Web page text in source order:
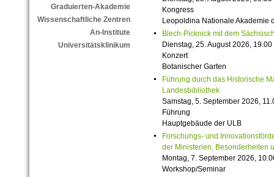
Graduierten-Akademie
Wissenschaftliche Zentren
An-Institute
Universitätsklinikum
Kongress
Leopoldina Nationale Akademie
Blech-Picknick mit dem
Dienstag, 25. August 2026,
Konzert
Botanischer Garten
Führung durch das Historische
Landesbibliothek
Samstag, 5. September 2026,
Führung
Hauptgebäude der ULB
Forschungs- und
der Ministerien, Besonderheiten
Montag, 7. September 2026,
Workshop/Seminar